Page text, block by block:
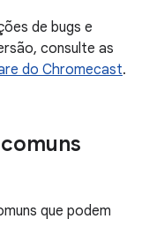
de bugs e
consulte as
do Chromecast.
que podem